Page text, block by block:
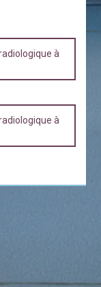
à
à